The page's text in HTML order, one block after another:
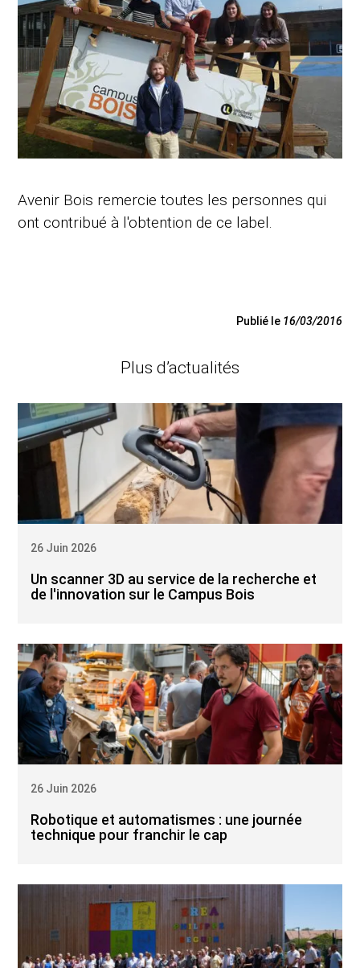
Avenir Bois remercie toutes les personnes qui
ont contribué à l'obtention de ce label.
Publié le 16/03/2016
Plus d’actualités
Un scanner 3D au service de la recherche et
de l'innovation sur le Campus Bois
26 Juin 2026
Robotique et automatismes : une journée
technique pour franchir le cap
26 Juin 2026